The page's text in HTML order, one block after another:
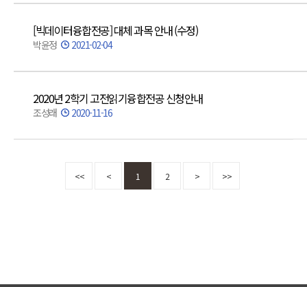
[빅데이터융합전공] 대체 과목 안내 (수정)
박윤정 2021-02-04
2020년 2학기 고전읽기융합전공 신청안내
조성래 2020-11-16
<< < 1 2 > >>